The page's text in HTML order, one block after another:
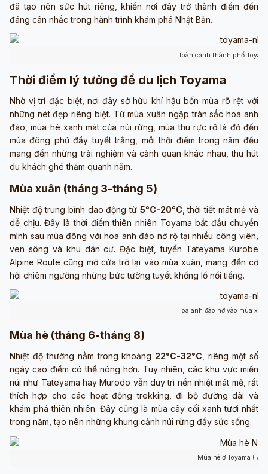
đã tạo nên sức hút riêng, khiến nơi đây trở thành điểm đến
đáng cân nhắc trong hành trình khám phá Nhật Bản.
Toàn cảnh thành phố
Thời điểm lý tưởng để du lịch Toyama
Nhờ vị trí đặc biệt, nơi đây sở hữu khí hậu bốn mùa rõ rệt với
những nét đẹp riêng biệt. Từ mùa xuân ngập tràn sắc hoa anh
đào, mùa hè xanh mát của núi rừng, mùa thu rực rỡ lá đỏ đến
mùa đông phủ đầy tuyết trắng, mỗi thời điểm trong năm đều
mang đến những trải nghiệm và cảnh quan khác nhau, thu hút
du khách ghé thăm quanh năm.
Mùa xuân (tháng 3-tháng 5)
Nhiệt độ trung bình dao động từ 5°C-20°C , thời tiết mát mẻ và
dễ chịu. Đây là thời điểm thiên nhiên Toyama bắt đầu chuyển
mình sau mùa đông với hoa anh đào nở rộ tại nhiều công viên,
ven sông và khu dân cư. Đặc biệt, tuyến Tateyama Kurobe
Alpine Route cũng mở cửa trở lại vào mùa xuân, mang đến cơ
hội chiêm ngưỡng những bức tường tuyết khổng lồ nổi tiếng.
Hoa anh đào nở vào mùa
Mùa hè (tháng 6-tháng 8)
Nhiệt độ thường nằm trong khoảng 22°C-32°C , riêng một số
ngày cao điểm có thể nóng hơn. Tuy nhiên, các khu vực miền
núi như Tateyama hay Murodo vẫn duy trì nền nhiệt mát mẻ, rất
thích hợp cho các hoạt động trekking, đi bộ đường dài và
khám phá thiên nhiên. Đây cũng là mùa cây cối xanh tươi nhất
trong năm, tạo nên những khung cảnh núi rừng đầy sức sống.
Mùa hè ở Toyama (